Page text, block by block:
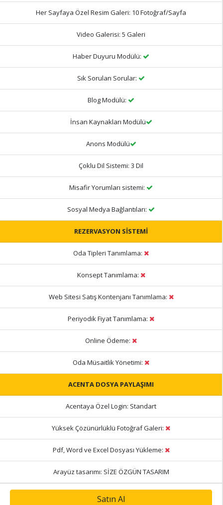
Her Sayfaya Özel Resim Galeri: 10 Fotoğraf/Sayfa
Video Galerisi: 5 Galeri
Haber Duyuru Modülü:
Sık Sorulan Sorular:
Blog Modülü:
İnsan Kaynakları Modülü
Anons Modülü
Çoklu Dil Sistemi: 3 Dil
Misafir Yorumları sistemi:
Sosyal Medya Bağlantıları:
REZERVASYON SİSTEMİ
Oda Tipleri Tanımlama:
Konsept Tanımlama:
Web Sitesi Satış Kontenjanı Tanımlama:
Periyodik Fiyat Tanımlama:
Online Ödeme:
Oda Müsaitlik Yönetimi:
ACENTA DOSYA PAYLAŞIMI
Acentaya Özel Login: Standart
Yüksek Çözünürlüklü Fotoğraf Galeri:
Pdf, Word ve Excel Dosyası Yükleme:
Arayüz tasarımı: SİZE ÖZGÜN TASARIM
Satın Al